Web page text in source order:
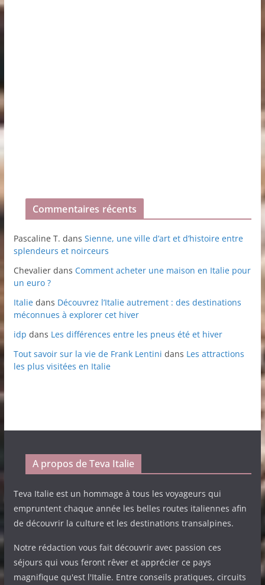
Commentaires récents
Pascaline T. dans Sienne, une ville d’art et d’histoire entre
splendeurs et noirceurs
Chevalierdans Comment acheter une maison en Italie pour
un euro ?
Italiedans Découvrez l’Italie autrement : des destinations
méconnues à explorer cet hiver
idp dans Les différences entre les pneus été et hiver
Tout savoir sur la vie de Frank Lentini dans Les attractions
les plus visitées en Italie
A propos de Teva Italie
Teva Italie est un hommage à tous les voyageurs qui
empruntent chaque année les belles routes italiennes afin
de découvrir la culture et les destinations transalpines.
Notre rédaction vous fait découvrir avec passion ces
séjours qui vous feront rêver et apprécier ce pays
magnifique qu'est l'Italie. Entre conseils pratiques, circuits